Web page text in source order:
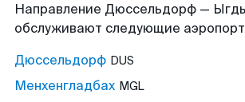
Направление Дюссельдорф —
обслуживают следующие
Дюссельдорф DUS
Менхенгладбах MGL